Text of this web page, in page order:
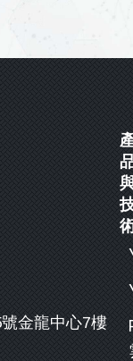
金龍中心7樓